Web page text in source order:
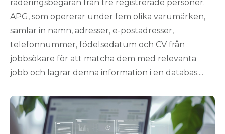
raderingsbegäran från tre registrerade personer.
APG, som opererar under fem olika varumärken,
samlar in namn, adresser, e-postadresser,
telefonnummer, födelsedatum och CV från
jobbsökare för att matcha dem med relevanta
jobb och lagrar denna information i en databas....